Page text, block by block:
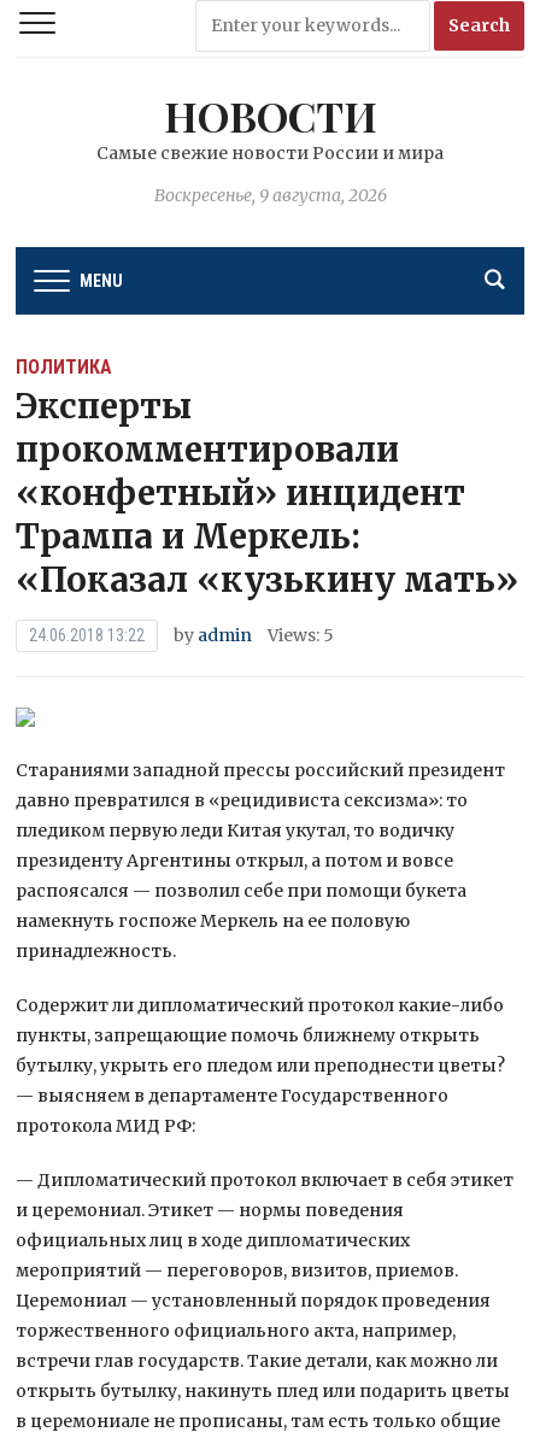
НОВОСТИ
Самые свежие новости России и мира
Воскресенье, 9 августа, 2026
MENU
ПОЛИТИКА
Эксперты
прокомментировали
«конфетный» инцидент
Трампа и Меркель:
«Показал «кузькину мать»
24.06.2018 13:22 by admin Views: 5
Стараниями западной прессы российский президент
давно превратился в «рецидивиста сексизма»: то
пледиком первую леди Китая укутал, то водичку
президенту Аргентины открыл, а потом и вовсе
распоясался — позволил себе при помощи букета
намекнуть госпоже Меркель на ее половую
принадлежность.
Содержит ли дипломатический протокол какие-либо
пункты, запрещающие помочь ближнему открыть
бутылку, укрыть его пледом или преподнести цветы?
— выясняем в департаменте Государственного
протокола МИД РФ:
— Дипломатический протокол включает в себя этикет
и церемониал. Этикет — нормы поведения
официальных лиц в ходе дипломатических
мероприятий — переговоров, визитов, приемов.
Церемониал — установленный порядок проведения
торжественного официального акта, например,
встречи глав государств. Такие детали, как можно ли
открыть бутылку, накинуть плед или подарить цветы
в церемониале не прописаны, там есть только общие